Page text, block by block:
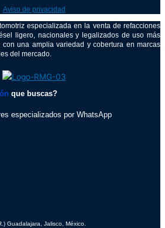
Aviso de privacidad
especializada en la venta de refacciones
ligero, nacionales y legalizados de uso más
una amplia variedad y cobertura en marcas
del mercado.
que buscas?
especializados por WhatsApp
Guadalajara, Jalisco, México.